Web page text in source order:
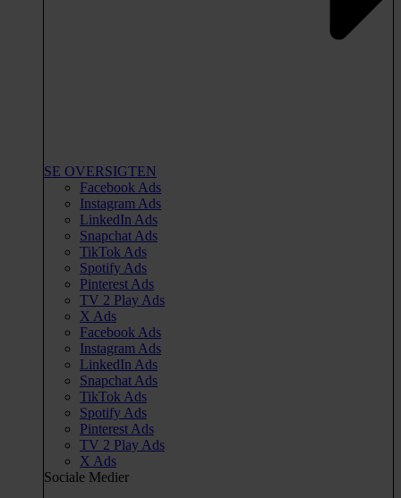
SE OVERSIGTEN
Facebook Ads
Instagram Ads
LinkedIn Ads
Snapchat Ads
TikTok Ads
Spotify Ads
Pinterest Ads
TV 2 Play Ads
X Ads
Facebook Ads
Instagram Ads
LinkedIn Ads
Snapchat Ads
TikTok Ads
Spotify Ads
Pinterest Ads
TV 2 Play Ads
X Ads
Sociale Medier